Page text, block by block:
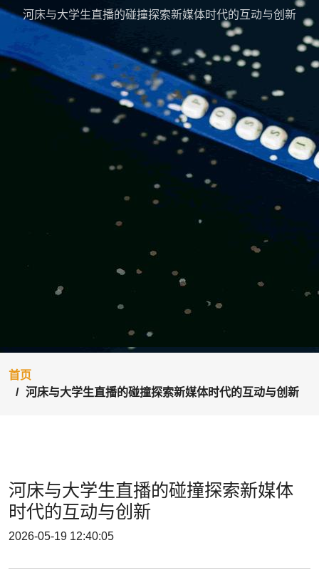
河床与大学生直播的碰撞探索新媒体时代的互动与创新
首页
河床与大学生直播的碰撞探索新媒体时代的互动与创新
河床与大学生直播的碰撞探索新媒体
时代的互动与创新
2026-05-19 12:40:05